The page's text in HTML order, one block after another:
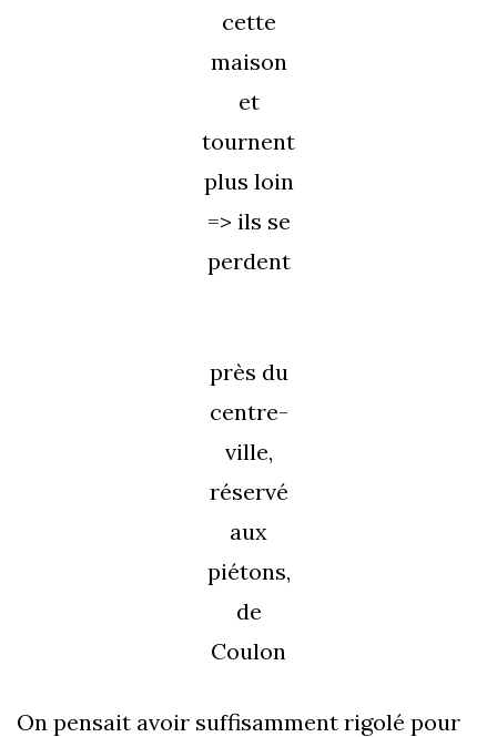
cette
maison
et
tournent
plus loin
=> ils se
perdent
près du
centre-
ville,
réservé
aux
piétons,
de
Coulon
On pensait avoir suffisamment rigolé pour